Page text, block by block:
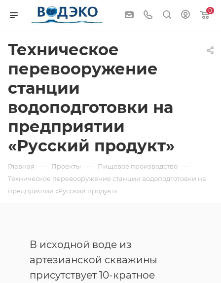
0
Техническое
перевооружение
станции
водоподготовки на
предприятии
«Русский продукт»
Главная — Проекты — Пищевое производство —
Техническое перевооружение станции водоподготовки на
предприятии «Русский продукт»
В исходной воде из
артезианской скважины
присутствует 10-кратное